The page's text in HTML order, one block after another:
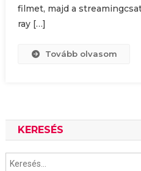
filmet, majd a
ray […]
Tovább olvasom
KERESÉS